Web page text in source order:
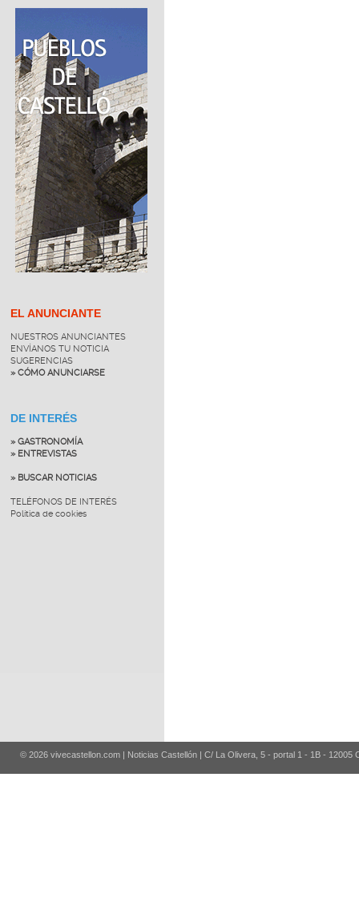
EL ANUNCIANTE
NUESTROS ANUNCIANTES
ENVÍANOS TU NOTICIA
SUGERENCIAS
» CÓMO ANUNCIARSE
DE INTERÉS
» GASTRONOMÍA
» ENTREVISTAS
» BUSCAR NOTICIAS
TELÉFONOS DE INTERÉS
Política de cookies
© 2026 vivecastellon.com | Noticias Castellón | C/ La Olivera, 5 - portal 1 - 1B - 12005